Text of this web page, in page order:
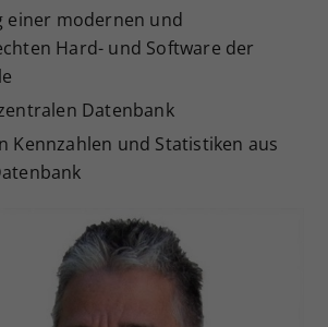
einer modernen und
Hard- und Software der
Datenbank
Kennzahlen und Statistiken aus